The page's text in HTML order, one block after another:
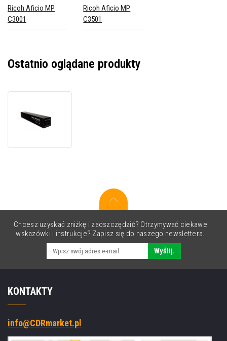
Ricoh Aficio MP
C3001
Ricoh Aficio MP
C3501
Ostatnio oglądane produkty
dla
Chcesz uzyskać zniżkę i zaoszczędzić? Otrzymywać ciekawe
wskazówki i instrukcje? Zapisz się do naszego newslettera.
Wyślij.
KONTAKTY
info@CDRmarket.pl